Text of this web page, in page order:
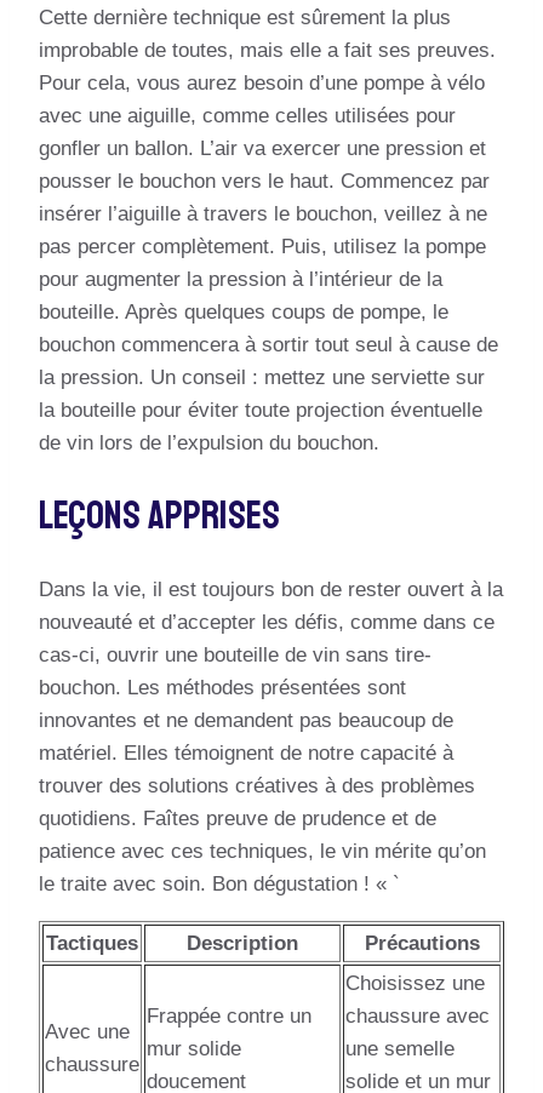
Cette dernière technique est sûrement la plus
improbable de toutes, mais elle a fait ses preuves.
Pour cela, vous aurez besoin d’une pompe à vélo
avec une aiguille, comme celles utilisées pour
gonfler un ballon. L’air va exercer une pression et
pousser le bouchon vers le haut. Commencez par
insérer l’aiguille à travers le bouchon, veillez à ne
pas percer complètement. Puis, utilisez la pompe
pour augmenter la pression à l’intérieur de la
bouteille. Après quelques coups de pompe, le
bouchon commencera à sortir tout seul à cause de
la pression. Un conseil : mettez une serviette sur
la bouteille pour éviter toute projection éventuelle
de vin lors de l’expulsion du bouchon.
Leçons Apprises
Dans la vie, il est toujours bon de rester ouvert à la
nouveauté et d’accepter les défis, comme dans ce
cas-ci, ouvrir une bouteille de vin sans tire-
bouchon. Les méthodes présentées sont
innovantes et ne demandent pas beaucoup de
matériel. Elles témoignent de notre capacité à
trouver des solutions créatives à des problèmes
quotidiens. Faîtes preuve de prudence et de
patience avec ces techniques, le vin mérite qu’on
le traite avec soin. Bon dégustation ! « `
Tactiques Description Précautions
Avec une
chaussure
Frappée contre un
mur solide
doucement
Choisissez une
chaussure avec
une semelle
solide et un mur